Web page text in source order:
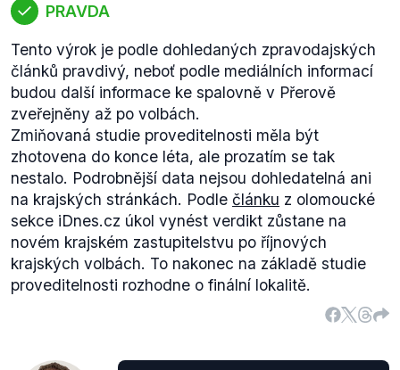
PRAVDA
Tento výrok je podle dohledaných zpravodajských
článků pravdivý, neboť podle mediálních informací
budou další informace ke spalovně v Přerově
zveřejněny až po volbách.
Zmiňovaná studie proveditelnosti měla být
zhotovena do konce léta, ale prozatím se tak
nestalo. Podrobnější data nejsou dohledatelná ani
na krajských stránkách. Podle článku z olomoucké
sekce iDnes.cz úkol vynést verdikt zůstane na
novém krajském zastupitelstvu po říjnových
krajských volbách. To nakonec na základě studie
proveditelnosti rozhodne o finální lokalitě.